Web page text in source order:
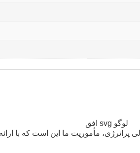
پرانرژی، مأموریت ما این است که با